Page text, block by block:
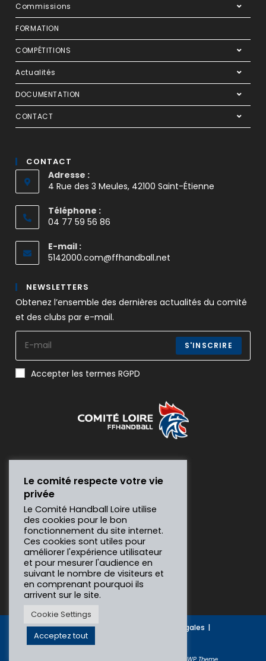
Commissions
FORMATION
COMPÉTITIONS
Actualités
DOCUMENTATION
CONTACT
CONTACT
Adresse :
4 Rue des 3 Meules, 42100 Saint-Étienne
Téléphone :
04 77 59 56 86
E-mail :
5142000.com@ffhandball.net
NEWSLETTERS
Obtenez l’ensemble des dernières actualités du comité
et des clubs par e-mail.
S'INSCRIRE
Accepter les termes RGPD
Gesthand
Mentions légales
Politique de confidentialité
Le comité respecte votre vie
privée
Le Comité Handball Loire utilise
des cookies pour le bon
fonctionnement du site internet.
Ces cookies sont utiles pour
améliorer l'expérience utilisateur
et pour mesurer l'audience en
suivant le nombre de visiteurs et
en comprenant pourquoi ils
arrivent sur le site.
Cookie Settings
Acceptez tout